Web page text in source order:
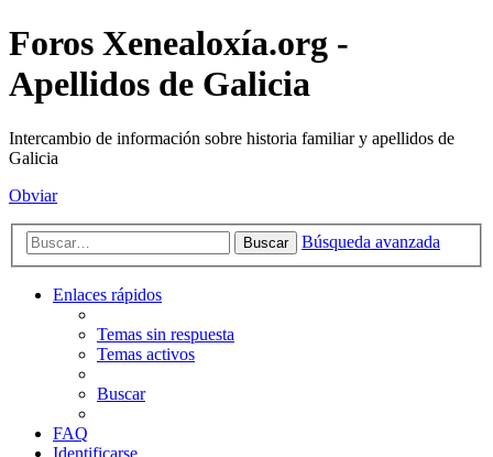
Foros Xenealoxía.org -
Apellidos de Galicia
Intercambio de información sobre historia familiar y apellidos de
Galicia
Obviar
Buscar Búsqueda avanzada
Enlaces rápidos
Temas sin respuesta
Temas activos
Buscar
FAQ